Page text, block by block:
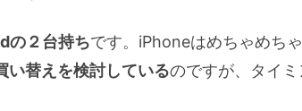
の２台持ちです。iPhoneはめちゃめち
い替えを検討しているのですが、タイミ